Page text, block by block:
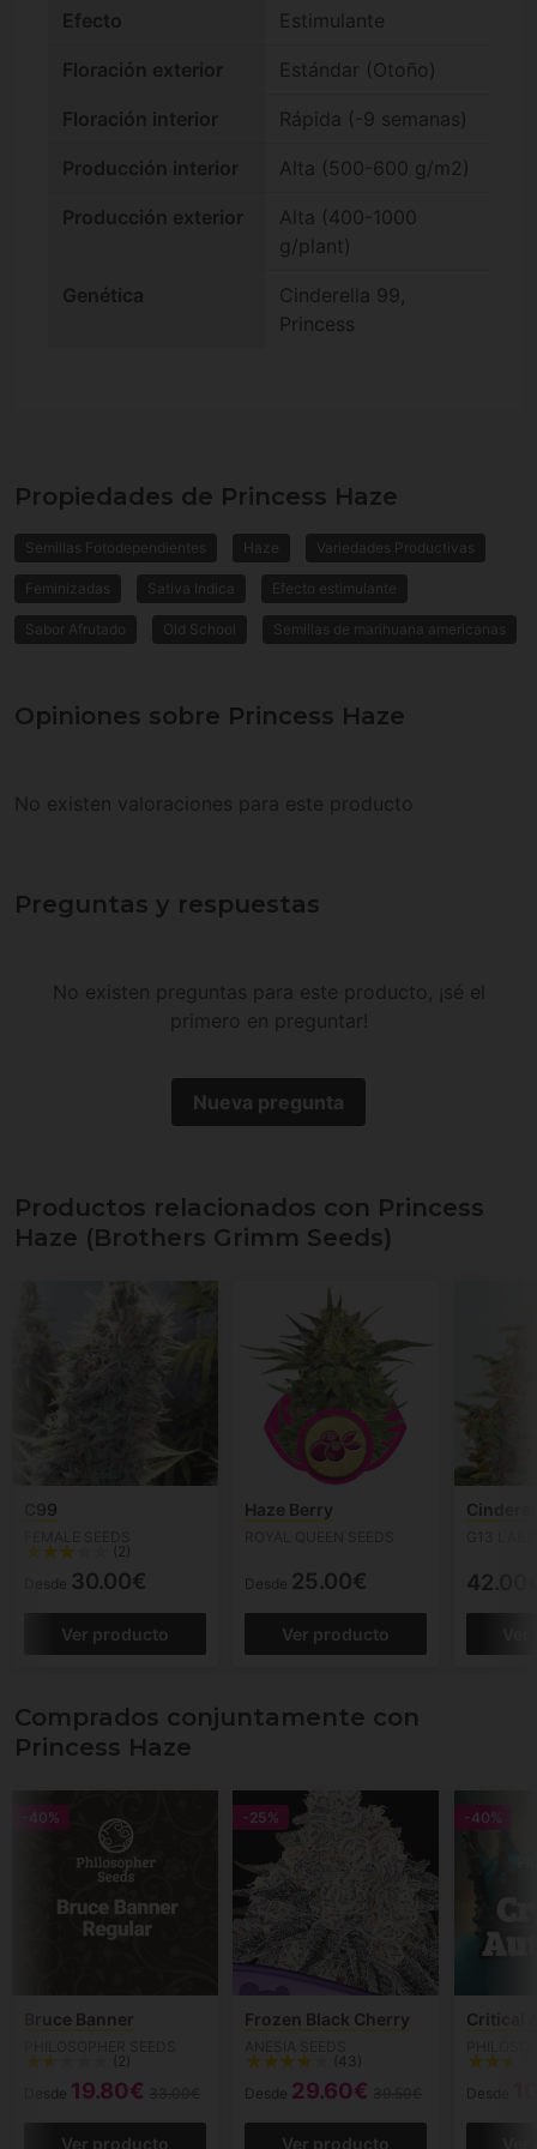
Efecto Estimulante
Floración exterior Estándar (Otoño)
Floración interior Rápida (-9 semanas)
Producción interior Alta (500-600 g/m2)
Producción exterior
Alta (400-1000
g/plant)
Genética
Cinderella 99,
Princess
Propiedades de Princess Haze
Semillas Fotodependientes Haze Variedades Productivas
Feminizadas Sativa Indica Efecto estimulante
Sabor Afrutado Old School Semillas de marihuana americanas
Opiniones sobre Princess Haze
No existen valoraciones para este producto
Preguntas y respuestas
No existen preguntas para este producto, ¡sé el
primero en preguntar!
Nueva pregunta
Productos relacionados con Princess
Haze (Brothers Grimm Seeds)
C99
(2)
Desde 30.00€
Ver producto
Haze Berry
Desde 25.00€
Ver producto
Comprados conjuntamente con
Princess Haze
-40%
Bruce Banner
(2)
Desde 19.80€
Ver producto
-25%
Frozen Black Cherry
(43)
Desde 29.60€
Ver producto
-40%
Critical
Desde